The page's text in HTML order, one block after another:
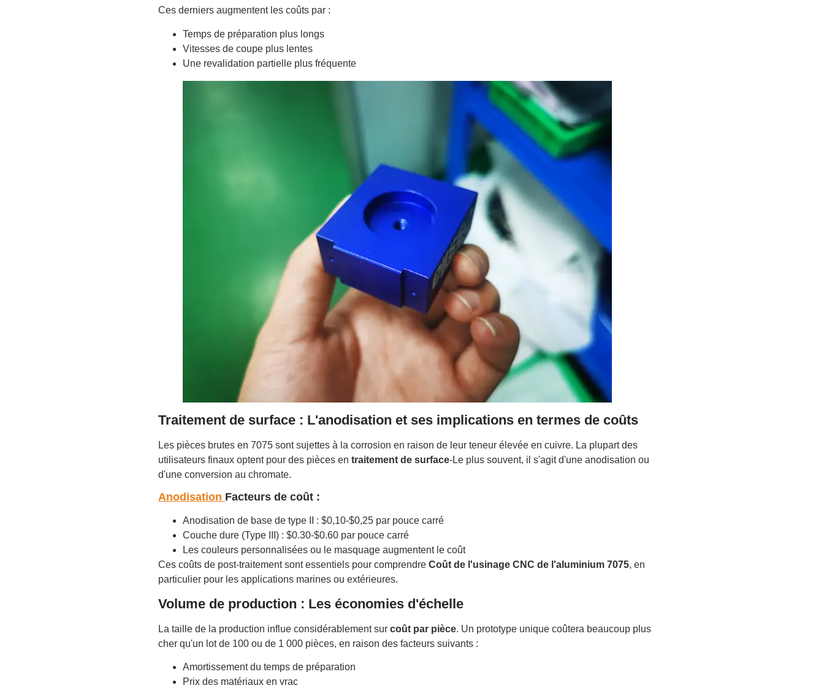
Ces derniers augmentent les coûts par :
Temps de préparation plus longs
Vitesses de coupe plus lentes
Une revalidation partielle plus fréquente
Traitement de surface : L'anodisation et ses implications en termes de coûts
Les pièces brutes en 7075 sont sujettes à la corrosion en raison de leur teneur élevée en cuivre. La plupart des
utilisateurs finaux optent pour des pièces entraitement de surface-Le plus souvent, il s'agit d'une anodisation ou
d'une conversion au chromate.
Anodisation Facteurs de coût :
Anodisation de base de type II : $0,10-$0,25 par pouce carré
Couche dure (Type III) : $0.30-$0.60 par pouce carré
Les couleurs personnalisées ou le masquage augmentent le coût
Ces coûts de post-traitement sont essentiels pour comprendreCoût de l'usinage CNC de l'aluminium 7075, en
particulier pour les applications marines ou extérieures.
Volume de production : Les économies d'échelle
La taille de la production influe considérablement surcoût par pièce. Un prototype unique coûtera beaucoup plus
cher qu'un lot de 100 ou de 1 000 pièces, en raison des facteurs suivants :
Amortissement du temps de préparation
Prix des matériaux en vrac